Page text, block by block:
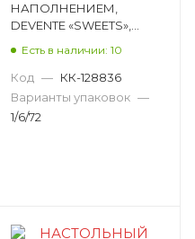
НАПОЛНЕНИЕМ,
DEVENTE «SWEETS»,
Есть в наличии: 10
Код — КК-128836
Варианты упаковок —
1/6/72